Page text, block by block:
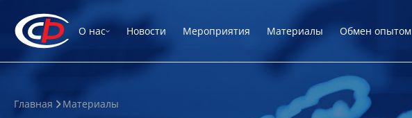
О нас Новости Мероприятия Материалы Обмен опытом
Главная Материалы